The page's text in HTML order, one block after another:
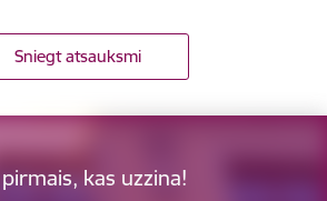
Sniegt atsauksmi
pirmais, kas uzzina!